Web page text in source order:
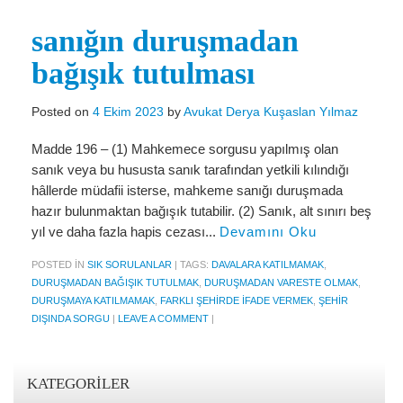
İcra Ve İflas Hukuku
Gayrimenkul hukuku
Ticaret Hukuku
İdare ve Vergi Hukuku
Basında Derya Kuşaslan
HESAPLAMA ARAÇLARI
İhbar Tazminatı Hesaplama
Kıdem Tazminatı Hesaplama
Fazla Mesai Hesaplama
sanığın duruşmadan
bağışık tutulması
Posted on 4 Ekim 2023 byAvukat Derya Kuşaslan Yılmaz
Madde 196 – (1) Mahkemece sorgusu yapılmış olan
sanık veya bu hususta sanık tarafından yetkili kılındığı
hâllerde müdafii isterse, mahkeme sanığı duruşmada
hazır bulunmaktan bağışık tutabilir. (2) Sanık, alt sınırı beş
yıl ve daha fazla hapis cezası... Devamını Oku
POSTED IN SIK SORULANLAR | TAGS: DAVALARA KATILMAMAK
DURUŞMADAN BAĞIŞIK TUTULMAK DURUŞMADAN VARESTE OLMAK
DURUŞMAYA KATILMAMAK FARKLI ŞEHIRDE IFADE VERMEK ŞEHIR
DIŞINDA SORGU | LEAVE A COMMENT |
KATEGORILER